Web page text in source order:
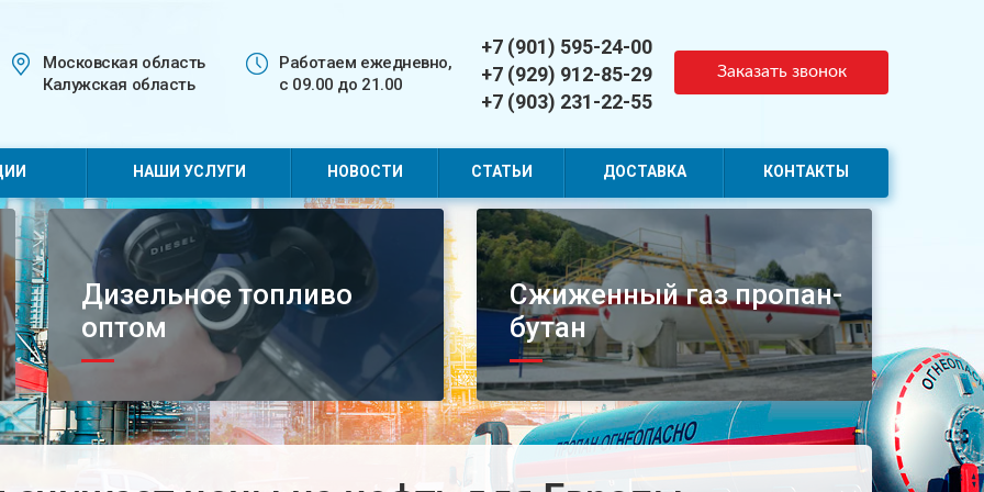
Московская область
Калужская область
Работаем ежедневно,
с 09.00 до 21.00
+7 (901) 595-24-00
+7 (929) 912-85-29
+7 (903) 231-22-55
Заказать звонок
НАШИ УСЛУГИ НОВОСТИ СТАТЬИ ДОСТАВКА КОНТАКТЫ
Дизельное топливо
оптом
Сжиженный газ пропан-
бутан